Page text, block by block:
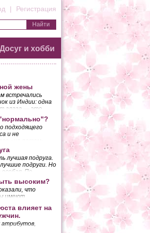
| Регистрация
Досуг и хобби
жены
встречались
из Индии: одна
глаза — это
плохого»;
уши — «не
еще одна
рот, что значит
так должна
женщина.
подходящего
и не
«на потом»,
так и не
понять,
образом, вы
своего брака.
лучшая подруга.
подруги. Но
По
думаю я.
высоким?
что
имеют
влияет на
атрибутов,